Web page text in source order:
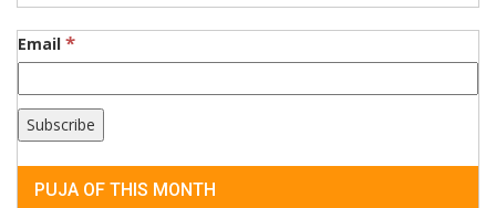
Email *
PUJA OF THIS MONTH